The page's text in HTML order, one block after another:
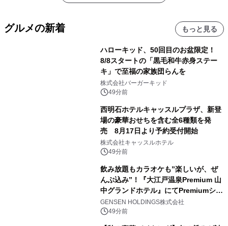
グルメの新着 もっと見る
ハローキッド、50回目のお盆限定！
8/8スタートの「黒毛和牛赤身ステー
キ」で至福の家族団らんを
株式会社バーガーキッド
49分前
西明石ホテルキャッスルプラザ、新登
場の豪華おせちを含む全6種類を発
売 8月17日より予約受付開始
株式会社キャッスルホテル
49分前
飲み放題もカラオケも”楽しいが、ぜ
んぶ込み”！『大江戸温泉Premium 山
中グランドホテル』にてPremiumシリ
ーズ初のオールインクルーシブ導入
GENSEN HOLDINGS株式会社
49分前